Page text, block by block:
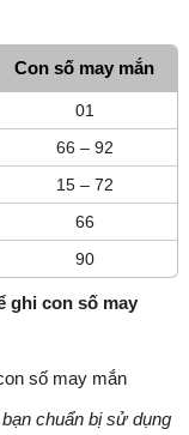
Con số may mắn
01
66 – 92
15 – 72
66
90
ghi con số may
số may mắn
chuẩn bị sử dụng